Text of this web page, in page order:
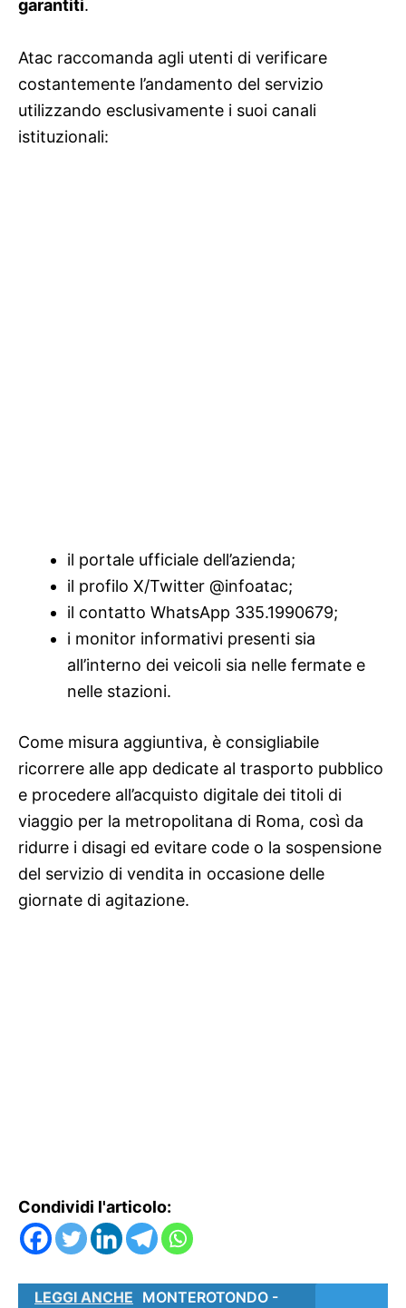
garantiti.
Atac raccomanda agli utenti di verificare
costantemente l’andamento del servizio
utilizzando esclusivamente i suoi canali
istituzionali:
il portale ufficiale dell’azienda;
il profilo X/Twitter @infoatac;
il contatto WhatsApp 335.1990679;
i monitor informativi presenti sia
all’interno dei veicoli sia nelle fermate e
nelle stazioni.
Come misura aggiuntiva, è consigliabile
ricorrere alle app dedicate al trasporto pubblico
e procedere all’acquisto digitale dei titoli di
viaggio per la metropolitana di Roma, così da
ridurre i disagi ed evitare code o la sospensione
del servizio di vendita in occasione delle
giornate di agitazione.
Condividi l'articolo:
LEGGI ANCHE MONTEROTONDO -